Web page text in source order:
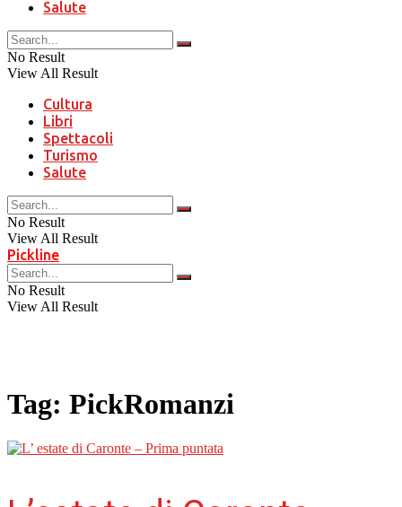
Salute
No Result
View All Result
Cultura
Libri
Spettacoli
Turismo
Salute
No Result
View All Result
Pickline
No Result
View All Result
Tag: PickRomanzi